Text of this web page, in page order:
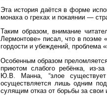
Эта история даётся в форме
монаха о грехах и покаянии —
Таким образом, внимание
Лермонтове» писал, что в поэме
гордости и убеждений, проблема
Особенным образом
приютом слабого ребёнка,
Ю.В. Манна, “злое
осуществляется лишь одним
сулящим отказ от борьбы за свои